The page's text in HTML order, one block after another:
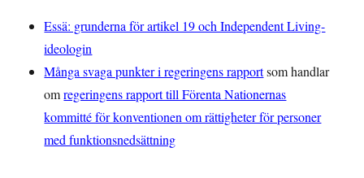
Essä: grunderna för artikel 19 och Independent Living-
ideologin
Många svaga punkter i regeringens rapportsom handlar
omregeringens rapport till Förenta Nationernas
kommitté för konventionen om rättigheter för personer
med funktionsnedsättning